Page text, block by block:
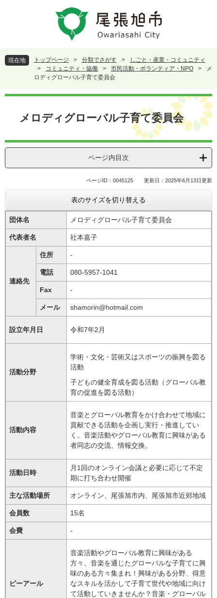
頭
で
飛
ば
本
現在地 トップページ > 分類でさがす >
しごと・産業・コミュニティ
>
コミュニティ・協働 > 市民活動・ボランティア・NPO >
メ
ロディグローバル子育て委員会
本
メロディグローバル子育て委員会
ページ内目次
ページID：0045125 更新日：2025年6月13日更新
表のサイズを切り替える
団体名 メロディグローバル子育て委員会
代表者名 社本嘉子
連絡先
住所 -
電話 080-5957-1041
Fax -
メール shamorin@hotmail.com
設立年月日 令和7年2月
活動分野
学術・文化・芸術又はスポーツの振興を図る
活動
子どもの健全育成を図る活動（グローバル教
育の促進を図る活動）
活動内容
音楽とグローバル教育をかけ合わせて地域に
貢献できる活動を企画し実行・推進してい
く。音楽活動やグローバル教育に興味がある
者同志の交流、情報交換。
活動日時
月1回のオンライン会議と必要に応じて不定
期に打ち合わせ開催
主な活動場所 オンライン、尾張旭市内、尾張旭市近郊地域
会員数 15名
会費 -
ピーアール
音楽活動やグローバル教育に興味がある
方々、音楽を通じたグローバルな子育てに興
味のある方々集まれ！興味がある分野、得意
なスキルを活かして子育て世代や地域に向け
て活動していきませんか？音楽・グローバル